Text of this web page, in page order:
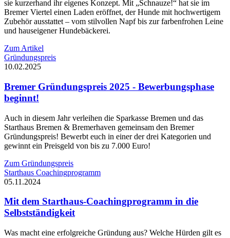
sie kurzerhand ihr eigenes Konzept. Mit „Schnauze!“ hat sie im
Bremer Viertel einen Laden eröffnet, der Hunde mit hochwertigem
Zubehör ausstattet – vom stilvollen Napf bis zur farbenfrohen Leine
und hauseigener Hundebäckerei.
Zum Artikel
Gründungspreis
10.02.2025
Bremer Gründungspreis 2025 - Bewerbungsphase
beginnt!
Auch in diesem Jahr verleihen die Sparkasse Bremen und das
Starthaus Bremen & Bremerhaven gemeinsam den Bremer
Gründungspreis! Bewerbt euch in einer der drei Kategorien und
gewinnt ein Preisgeld von bis zu 7.000 Euro!
Zum Gründungspreis
Starthaus Coachingprogramm
05.11.2024
Mit dem Starthaus-Coachingprogramm in die
Selbstständigkeit
Was macht eine erfolgreiche Gründung aus? Welche Hürden gilt es